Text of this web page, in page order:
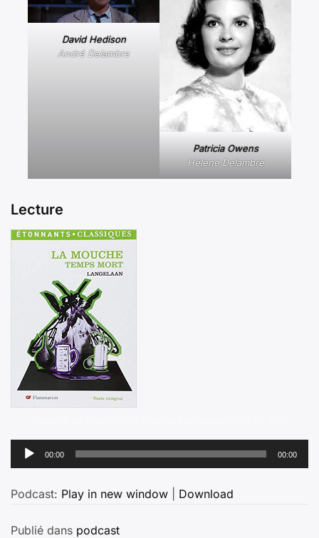
David Hedison
André Delambre
Patricia Owens
Hélène Delambre
Lecture
Lecteur
audio
00:00 00:00
Podcast: Play in new window Download
Publié dans podcast